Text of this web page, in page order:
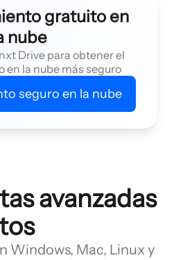
gratuito en
nube
Drive para obtener el
la nube más seguro
seguro en la nube
avanzadas
Windows, Mac, Linux y